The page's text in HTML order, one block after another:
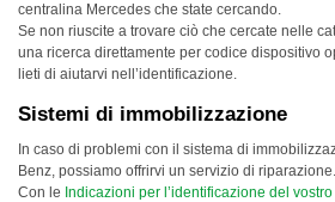
centralina Mercedes che state cercando.
Se non riuscite a trovare ciò che cercate nelle
una ricerca direttamente per codice dispositivo
lieti di aiutarvi nell’identificazione.
Sistemi di immobilizzazione
In caso di problemi con il sistema di
Benz, possiamo offrirvi un servizio di riparazione.
Con le Indicazioni per l’identificazione del